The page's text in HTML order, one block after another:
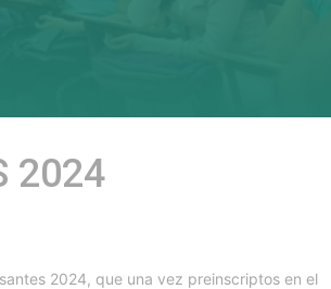
2024
2024, que una vez preinscriptos en el